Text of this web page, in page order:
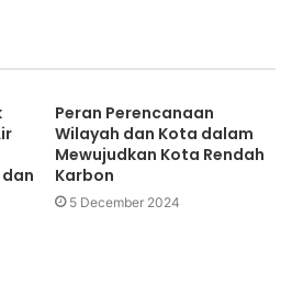
Peran Perencanaan
Wilayah dan Kota dalam
Mewujudkan Kota Rendah
Karbon
5 December 2024